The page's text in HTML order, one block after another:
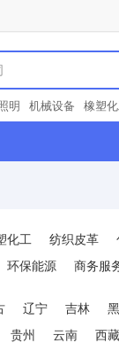
明 机械设备 橡塑
源 仪器仪表 空气
机床设备 电池 五
牌 2024 包装配件
真空泵 冶金设备 管
化工 纺织皮革
环保能源 商务服
辽宁 吉林
贵州 云南 西藏